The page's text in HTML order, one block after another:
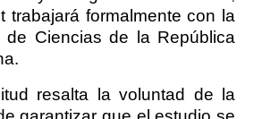
trabajará formalmente con la
de Ciencias de la República
resalta la voluntad de la